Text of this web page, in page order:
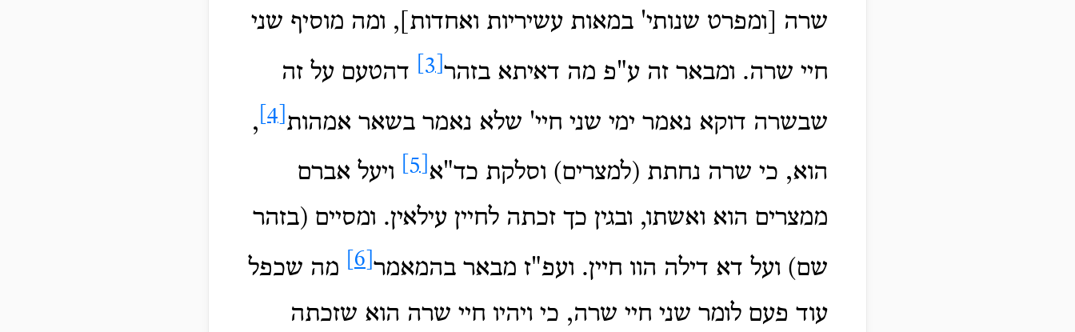
שרה [ומפרט שנותי' במאות עשיריות ואחדות], ומה מוסיף שני
חיי שרה. ומבאר זה ע"פ מה דאיתא בזהר
דהטעם על זה
שבשרה דוקא נאמר ימי שני חיי' שלא נאמר בשאר אמהות
,
הוא, כי שרה נחתת (למצרים) וסלקת כד"א
ויעל אברם
ממצרים הוא ואשתו, ובגין כך זכתה לחיין עילאין. ומסיים (בזהר
שם) ועל דא דילה הוו חיין. ועפ"ז מבאר בהמאמר
מה שכפל
עוד פעם לומר שני חיי שרה, כי ויהיו חיי שרה הוא שזכתה